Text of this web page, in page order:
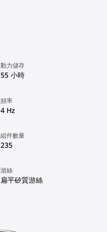
動力儲存
55 小時
頻率
4 Hz
組件數量
235
游絲
扁平矽質游絲